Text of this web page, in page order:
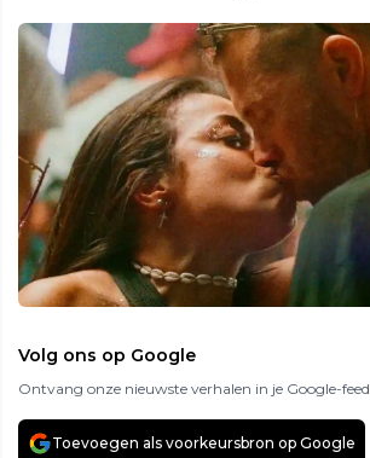
Volg ons op Google
Ontvang onze nieuwste verhalen in je Google-feed
Toevoegen als voorkeursbron op Google